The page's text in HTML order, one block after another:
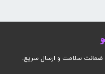
ضمانت سلامت و ارسال سریع.​​​​​​​​​​​​​​